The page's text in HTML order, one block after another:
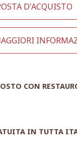
D'ACQUISTO
CON
IN TUTTA